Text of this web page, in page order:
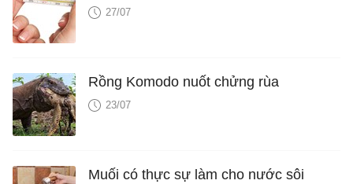
27/07
Rồng Komodo nuốt chửng rùa
23/07
Muối có thực sự làm cho nước sôi